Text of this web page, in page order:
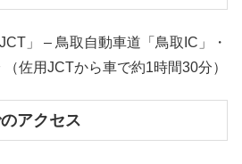
」 – 鳥取自動車道「鳥取IC」・
佐用JCTから車で約1時間30分）
アクセス